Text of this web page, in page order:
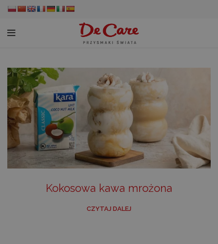
Kokosowa kawa mrożona
CZYTAJ DALEJ